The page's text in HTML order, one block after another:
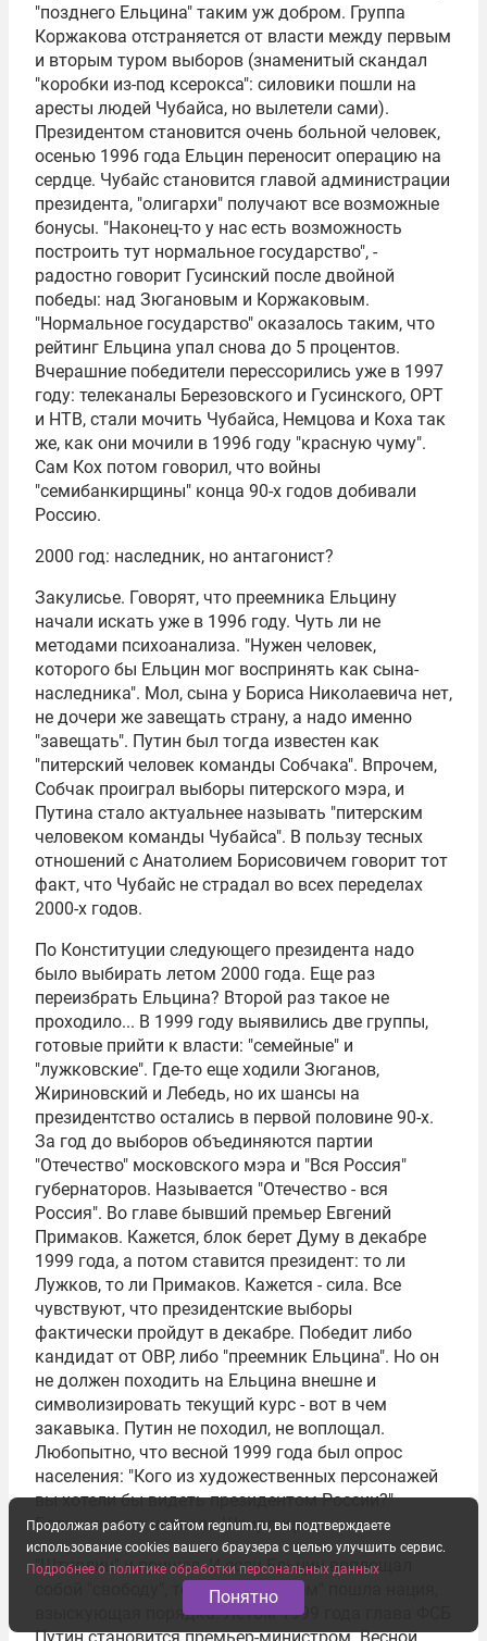
"позднего Ельцина" таким уж добром. Группа
Коржакова отстраняется от власти между первым
и вторым туром выборов (знаменитый скандал
"коробки из-под ксерокса": силовики пошли на
аресты людей Чубайса, но вылетели сами).
Президентом становится очень больной человек,
осенью 1996 года Ельцин переносит операцию на
сердце. Чубайс становится главой администрации
президента, "олигархи" получают все возможные
бонусы. "Наконец-то у нас есть возможность
построить тут нормальное государство", -
радостно говорит Гусинский после двойной
победы: над Зюгановым и Коржаковым.
"Нормальное государство" оказалось таким, что
рейтинг Ельцина упал снова до 5 процентов.
Вчерашние победители перессорились уже в 1997
году: телеканалы Березовского и Гусинского, ОРТ
и НТВ, стали мочить Чубайса, Немцова и Коха так
же, как они мочили в 1996 году "красную чуму".
Сам Кох потом говорил, что войны
"семибанкирщины" конца 90-х годов добивали
Россию.
2000 год: наследник, но антагонист?
Закулисье. Говорят, что преемника Ельцину
начали искать уже в 1996 году. Чуть ли не
методами психоанализа. "Нужен человек,
которого бы Ельцин мог воспринять как сына-
наследника". Мол, сына у Бориса Николаевича нет,
не дочери же завещать страну, а надо именно
"завещать". Путин был тогда известен как
"питерский человек команды Собчака". Впрочем,
Собчак проиграл выборы питерского мэра, и
Путина стало актуальнее называть "питерским
человеком команды Чубайса". В пользу тесных
отношений с Анатолием Борисовичем говорит тот
факт, что Чубайс не страдал во всех переделах
2000-х годов.
По Конституции следующего президента надо
было выбирать летом 2000 года. Еще раз
переизбрать Ельцина? Второй раз такое не
проходило... В 1999 году выявились две группы,
готовые прийти к власти: "семейные" и
"лужковские". Где-то еще ходили Зюганов,
Жириновский и Лебедь, но их шансы на
президентство остались в первой половине 90-х.
За год до выборов объединяются партии
"Отечество" московского мэра и "Вся Россия"
губернаторов. Называется "Отечество - вся
Россия". Во главе бывший премьер Евгений
Примаков. Кажется, блок берет Думу в декабре
1999 года, а потом ставится президент: то ли
Лужков, то ли Примаков. Кажется - сила. Все
чувствуют, что президентские выборы
фактически пройдут в декабре. Победит либо
кандидат от ОВР, либо "преемник Ельцина". Но он
не должен походить на Ельцина внешне и
символизировать текущий курс - вот в чем
закавыка. Путин не походил, не воплощал.
Любопытно, что весной 1999 года был опрос
населения: "Кого из художественных персонажей
вы хотели бы видеть президентом России?"
Большинство назвало Штирлица.
"Штирлиц" и пришел. И если Ельцин воплощал
собой "свободу", то за "Штирлицем" пошла нация,
взыскующая порядка. Летом 1999 года глава ФСБ
Продолжая работу с сайтом regnum.ru, вы подтверждаете
использование cookies вашего браузера с целью улучшить сервис.
Подробнее о политике обработки персональных данных
Понятно